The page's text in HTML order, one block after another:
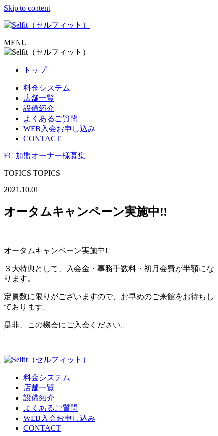
Skip to content
MENU
トップ
料金システム
店舗一覧
設備紹介
よくあるご質問
WEB入会お申し込み
CONTACT
FC 加盟オーナー様募集
TOPICS TOPICS
2021.10.01
オータムキャンペーン実施中!!
オータムキャンペーン実施中!!
３大特典として、入会金・事務手数料・初月会費が半額にな
ります。
定員数に限りがございますので、お早めのご来館をお待ちし
ております。
是非、この機会にご入会ください。
料金システム
店舗一覧
設備紹介
よくあるご質問
WEB入会お申し込み
CONTACT